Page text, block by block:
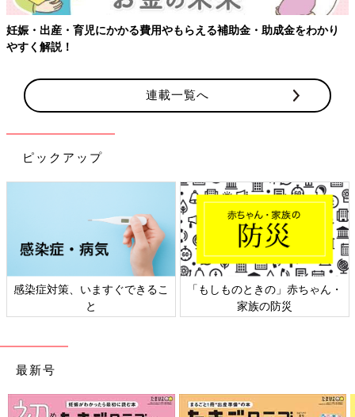
る補助金・助成金をわかり 【ワクチン接種できるものも】妊婦
連載一覧へ
ピックアップ
、いますぐできるこ
「もしものときの」赤ちゃん・
日本外来
最新号